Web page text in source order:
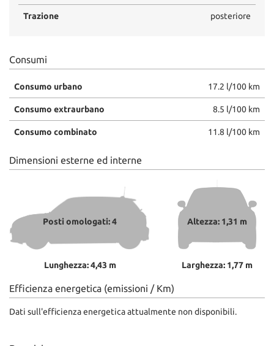
Trazione posteriore
Consumi
Consumo urbano 17.2 l/100 km
Consumo extraurbano 8.5 l/100 km
Consumo combinato 11.8 l/100 km
Dimensioni esterne ed interne
Posti omologati: 4
Lunghezza: 4,43 m
Altezza: 1,31 m
Larghezza: 1,77 m
Efficienza energetica (emissioni / Km)
Dati sull'efficienza energetica attualmente non disponibili.